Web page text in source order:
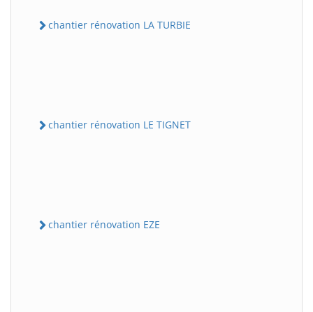
chantier rénovation LA TURBIE
chantier rénovation LE TIGNET
chantier rénovation EZE